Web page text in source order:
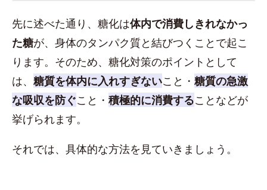
先に述べた通り、糖化は体内で消費しきれなかっ
た糖が、身体のタンパク質と結びつくことで起こ
ります。そのため、糖化対策のポイントとして
は、 糖質を体内に入れすぎないこと・ 糖質の急激
な吸収を防ぐこと・ 積極的に消費することなどが
挙げられます。
それでは、具体的な方法を見ていきましょう。